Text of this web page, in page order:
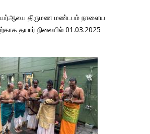
திருமண மண்டபம் நாளைய
தயார் நிலையில் 01.03.2025